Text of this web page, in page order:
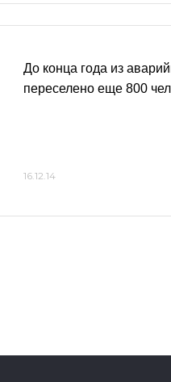
До конца года из
переселено еще 800
16.12.14